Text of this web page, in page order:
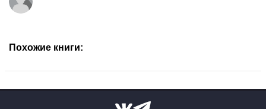
Похожие книги: